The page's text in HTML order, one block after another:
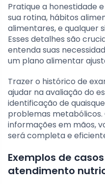
Pratique a honestidade
sua rotina, hábitos
alimentares, e qualquer
Esses detalhes são
entenda suas
um plano alimentar
Trazer o histórico de
ajudar na avaliação do
identificação de
problemas metabólicos.
informações em mãos,
será completa e
Exemplos de
atendimento